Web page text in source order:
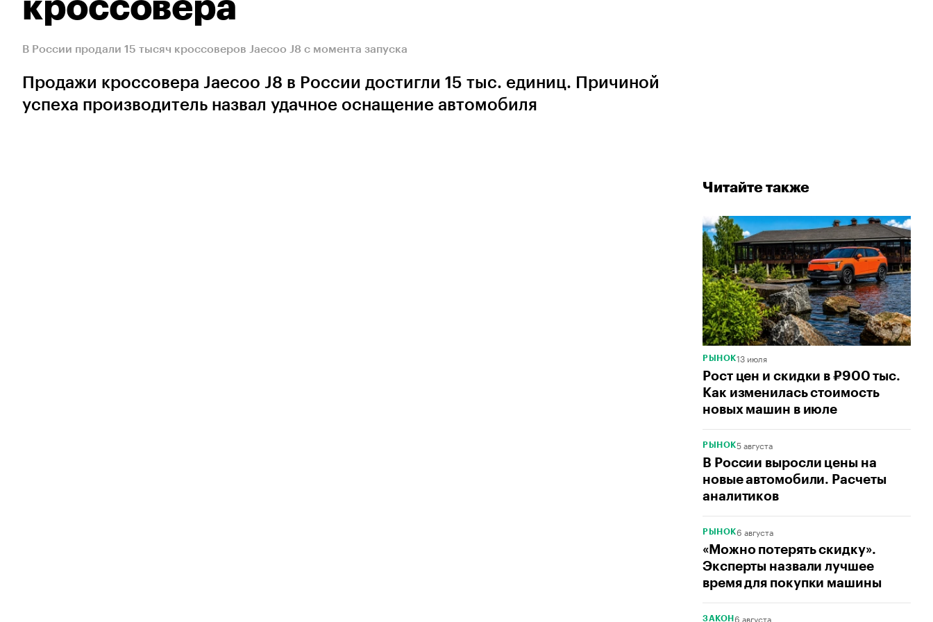
Читайте также
РЫНОК13 июля
Рост цен и скидки в ₽900 тыс.
Как изменилась стоимость
новых машин в июле
РЫНОК5 августа
В России выросли цены на
новые автомобили. Расчеты
аналитиков
РЫНОК6 августа
«Можно потерять скидку».
Эксперты назвали лучшее
время для покупки машины
ЗАКОН 6 августа
кроссовера
В России продали 15 тысяч кроссоверов Jaecoo J8 с момента запуска
Продажи кроссовера Jaecoo J8 в России достигли 15 тыс. единиц. Причиной
успеха производитель назвал удачное оснащение автомобиля